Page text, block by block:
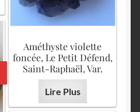
Améthyste violette
foncée, Le Petit Défend,
Saint-Raphaël, Var.
Lire Plus